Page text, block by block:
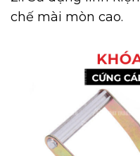
chế mài mòn cao.